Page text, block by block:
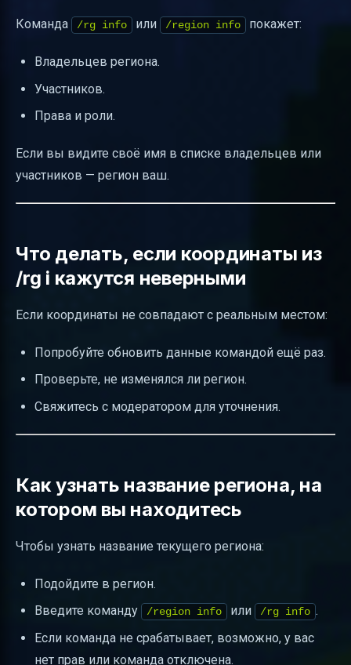
Команда /rg info или /region info покажет:
Владельцев региона.
Участников.
Права и роли.
Если вы видите своё имя в списке владельцев или
участников — регион ваш.
Что делать, если координаты из
/rg i кажутся неверными
Если координаты не совпадают с реальным местом:
Попробуйте обновить данные командой ещё раз.
Проверьте, не изменялся ли регион.
Свяжитесь с модератором для уточнения.
Как узнать название региона, на
котором вы находитесь
Чтобы узнать название текущего региона:
Подойдите в регион.
Введите команду
/region info или /rg info .
Если команда не срабатывает, возможно, у вас
нет прав или команда отключена.